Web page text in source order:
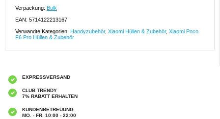
Verpackung: Bulk
EAN: 5714122213167
Verwandte Kategorien: Handyzubehör, Xiaomi Hüllen & Zubehör, Xiaomi Poco
F6 Pro Hüllen & Zubehör
EXPRESSVERSAND
CLUB TRENDY
7% RABATT ERHALTEN
KUNDENBETREUUNG
MO. - FR. 10:00 - 22:00